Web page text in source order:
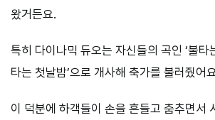
왔거든요.
특히 다이나믹 듀오는 자신들의 곡인 ‘불타
타는 첫날밤’으로 개사해 축가를 불러줬어
이 덕분에 하객들이 손을 흔들고 춤추면서